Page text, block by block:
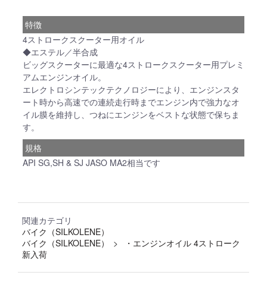
特徴
4ストロークスクーター用オイル
◆エステル／半合成
ビッグスクーターに最適な4ストロークスクーター用プレミ
アムエンジンオイル。
エレクトロシンテックテクノロジーにより、エンジンスタ
ート時から高速での連続走行時までエンジン内で強力なオ
イル膜を維持し、つねにエンジンをベストな状態で保ちま
す。
規格
API SG,SH & SJ JASO MA2相当です
関連カテゴリ
バイク（SILKOLENE）
バイク（SILKOLENE）
・エンジンオイル 4ストローク
新入荷